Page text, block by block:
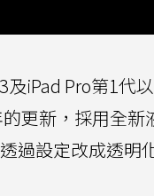
及iPad Pro第1代
更新，採用全新
過設定改成透明